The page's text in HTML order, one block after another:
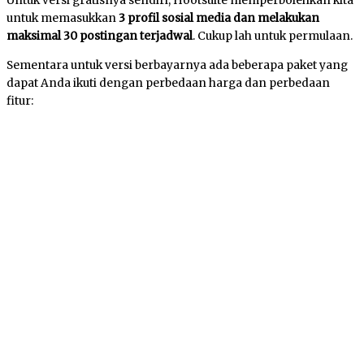
untuk memasukkan3 profil sosial media dan melakukan
maksimal 30 postingan terjadwal. Cukup lah untuk permulaan.
Sementara untuk versi berbayarnya ada beberapa paket yang
dapat Anda ikuti dengan perbedaan harga dan perbedaan
fitur: